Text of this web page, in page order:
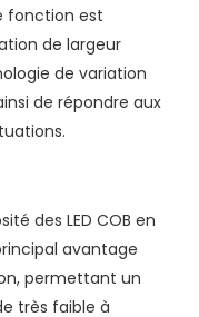
fonction est
de largeur
de variation
de répondre aux
des LED COB en
avantage
permettant un
très faible à